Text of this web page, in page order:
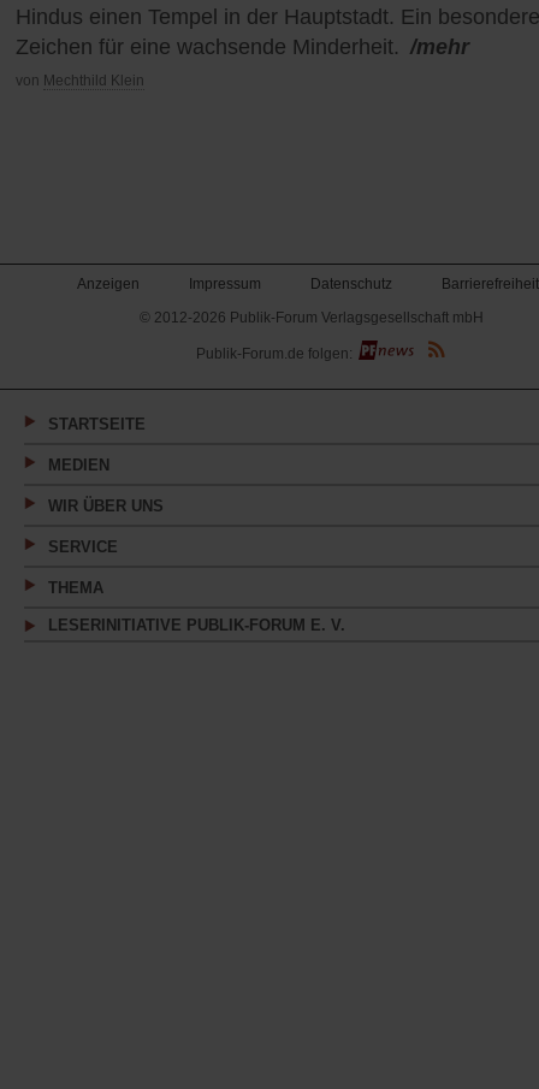
Hindus einen Tempel in der Hauptstadt. Ein
Zeichen für eine wachsende Minderheit. /mehr
von Mechthild Klein
Anzeigen Impressum Datenschutz
Barrierefreiheit
© 2012-2026 Publik-Forum Verlagsgesellschaft mbH
(Öffnet
in
neuen
Publik-Forum.de folgen:
STARTSEITE
MEDIEN
WIR ÜBER UNS
SERVICE
THEMA
LESERINITIATIVE PUBLIK-FORUM E. V.